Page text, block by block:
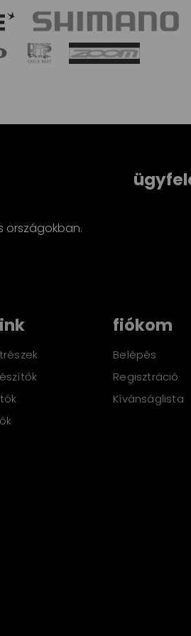
országokban.
fiókom
Belépés
Regisztráció
Kívánságlista